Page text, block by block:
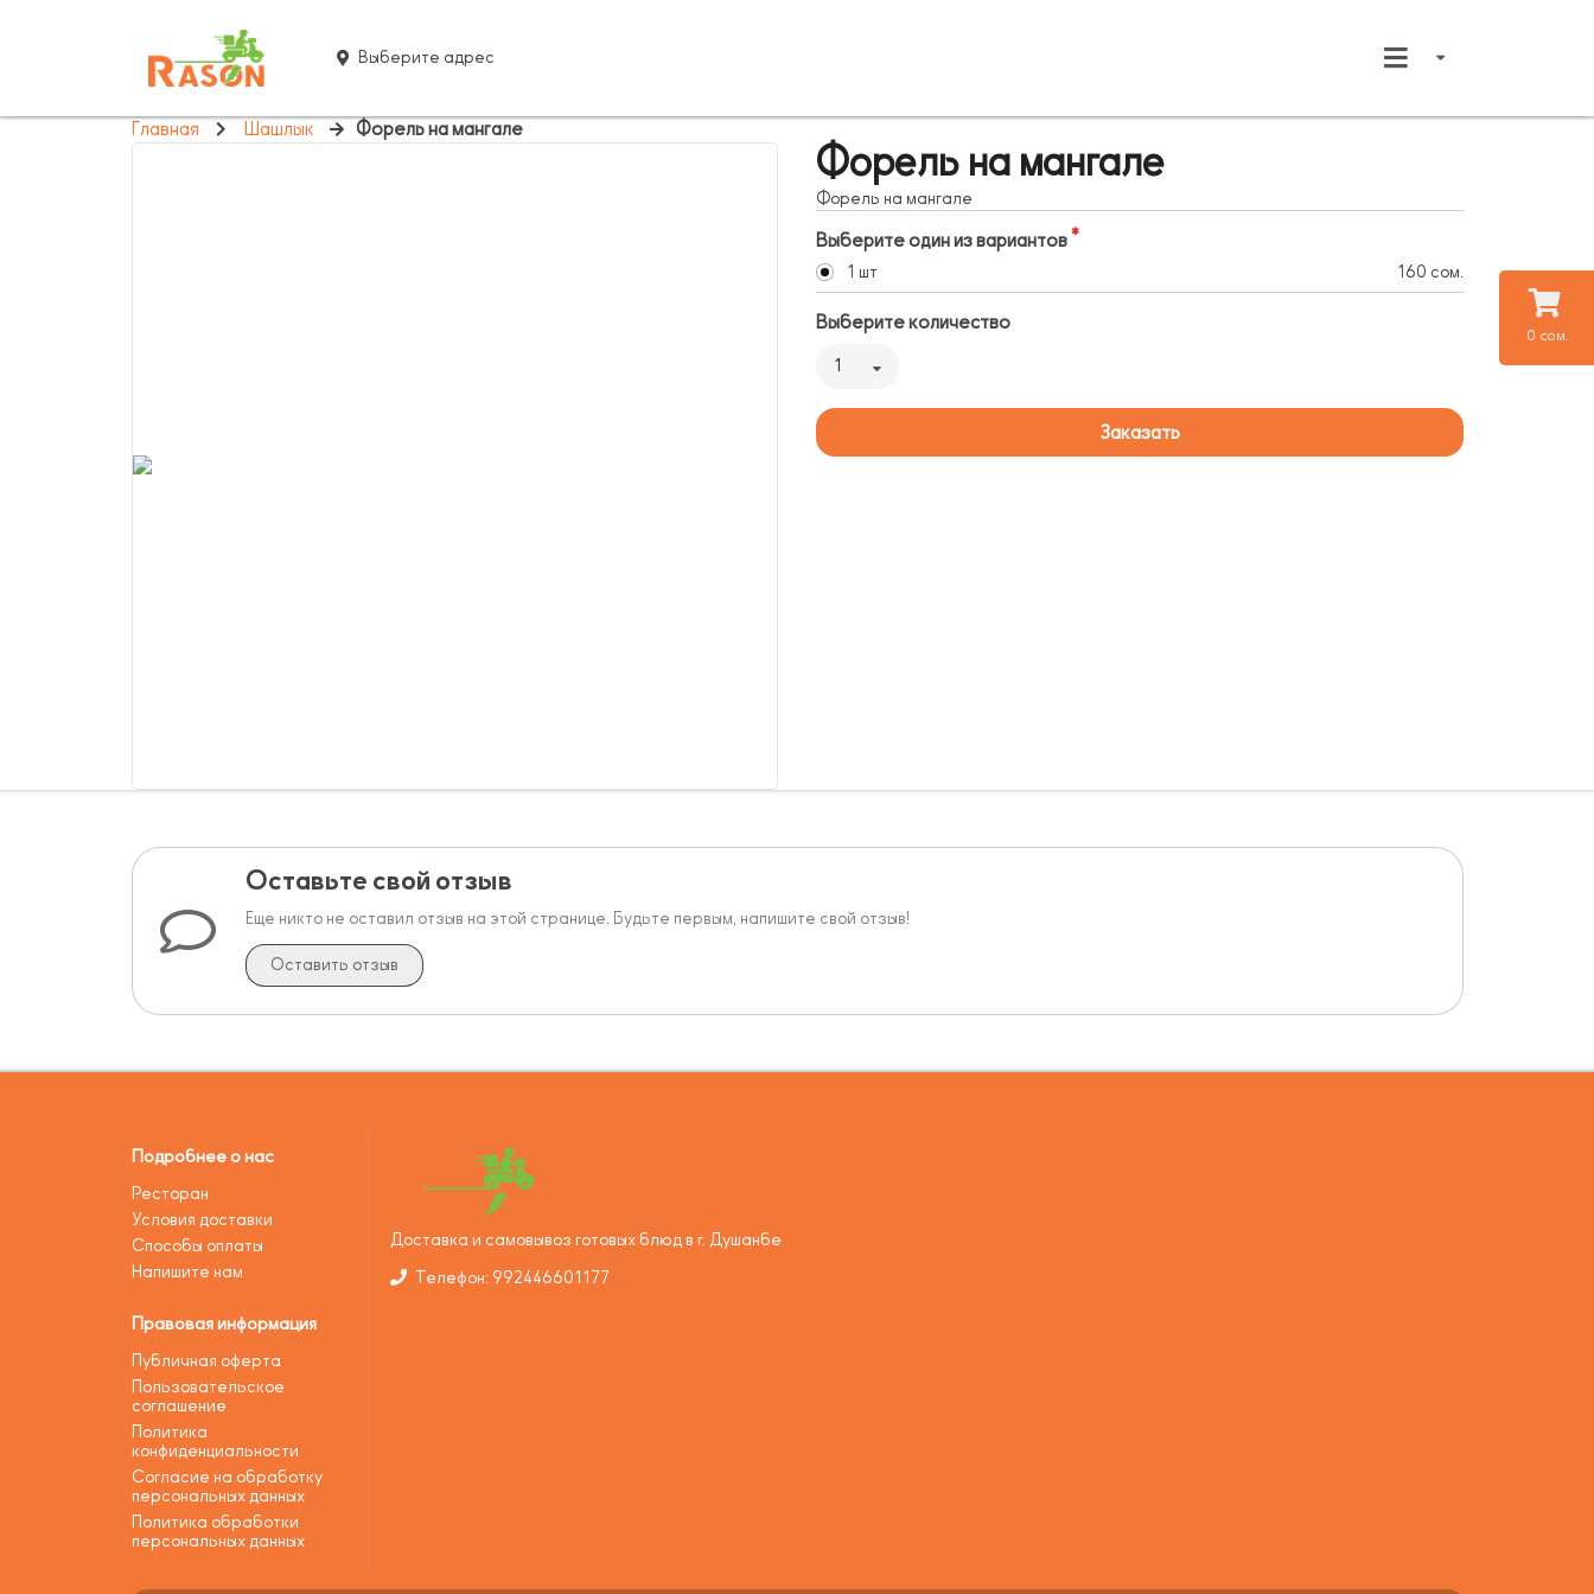
0 сом.
Выберите адрес
Главная Шашлык Форель на мангале
Форель на мангале
Форель на мангале
Выберите один из вариантов
1 шт 160 сом.
Выберите количество
1
Заказать
Оставьте свой отзыв
Еще никто не оставил отзыв на этой странице. Будьте первым, напишите свой отзыв!
Оставить отзыв
Подробнее о нас
Ресторан
Условия доставки
Способы оплаты
Напишите нам
Правовая информация
Публичная оферта
Пользовательское
соглашение
Политика
конфиденциальности
Согласие на обработку
персональных данных
Политика обработки
персональных данных
Доставка и самовывоз готовых блюд в г. Душанбе
Телефон: 992446601177